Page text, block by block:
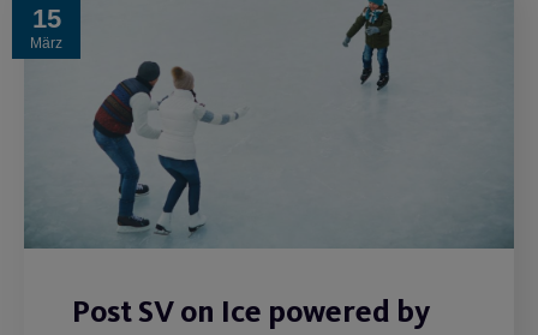
15
März
Post SV on Ice powered by